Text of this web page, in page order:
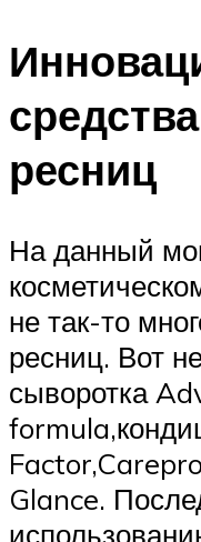
ресниц
На данный
не так-то
ресниц. Вот
сыворотка
Glance.